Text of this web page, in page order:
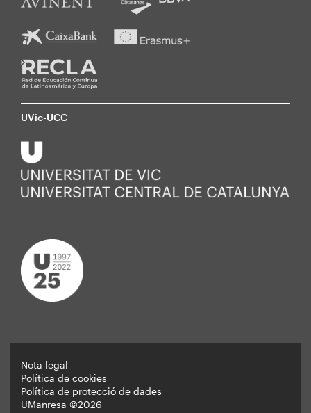
UVic-UCC
Peu
Nota legal
Política de cookies
Política de protecció de dades
UManresa ©2026